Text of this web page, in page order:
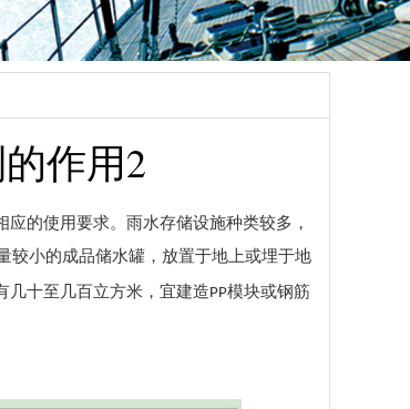
作用2
的使用要求。雨水存储设施种类较多，
较小的成品储水罐，放置于地上或埋于地
几十至几百立方米，宜建造PP模块或钢筋